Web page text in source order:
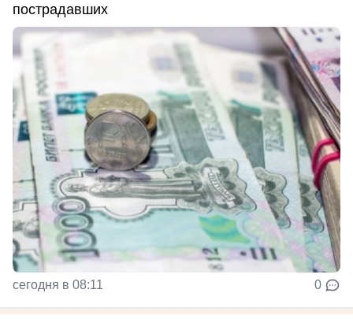
пострадавших
сегодня в 08:11 0